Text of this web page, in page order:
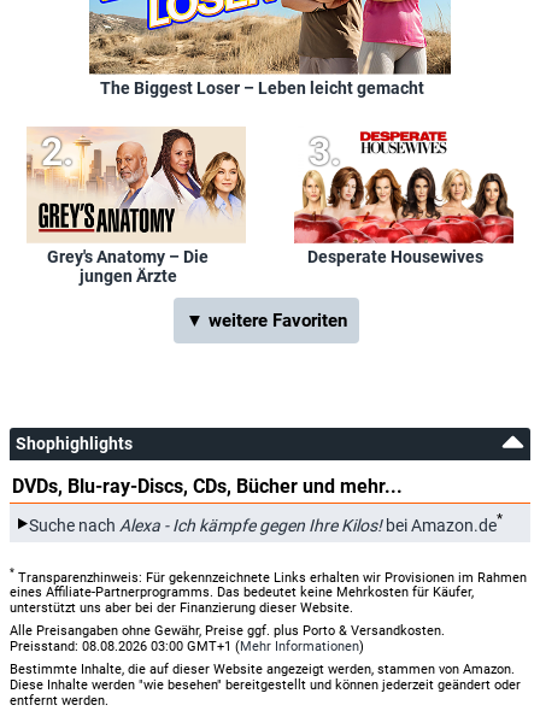
The Biggest Loser – Leben leicht gemacht
Grey's Anatomy – Die
jungen Ärzte
Desperate Housewives
▼ weitere Favoriten
Shophighlights
DVDs, Blu-ray-Discs, CDs, Bücher und mehr...
Suche nach Alexa - Ich kämpfe gegen Ihre Kilos!bei Amazon.de*
* Transparenzhinweis: Für gekennzeichnete Links erhalten wir Provisionen im Rahmen
eines Affiliate-Partnerprogramms. Das bedeutet keine Mehrkosten für Käufer,
unterstützt uns aber bei der Finanzierung dieser Website.
Alle Preisangaben ohne Gewähr, Preise ggf. plus Porto & Versandkosten.
Preisstand: 08.08.2026 03:00 GMT+1 (Mehr Informationen)
Bestimmte Inhalte, die auf dieser Website angezeigt werden, stammen von Amazon.
Diese Inhalte werden "wie besehen" bereitgestellt und können jederzeit geändert oder
entfernt werden.